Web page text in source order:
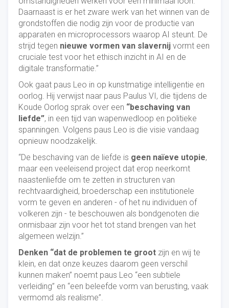
Daarnaast is er het zware werk van het winnen van de
grondstoffen die nodig zijn voor de productie van
apparaten en microprocessors waarop AI steunt. De
strijd tegen nieuwe vormen van slavernij vormt een
cruciale test voor het ethisch inzicht in AI en de
digitale transformatie.”
Ook gaat paus Leo in op kunstmatige intelligentie en
oorlog. Hij verwijst naar paus Paulus VI, die tijdens de
Koude Oorlog sprak over een “beschaving van
liefde”, in een tijd van wapenwedloop en politieke
spanningen. Volgens paus Leo is die visie vandaag
opnieuw noodzakelijk.
“De beschaving van de liefde is geen naïeve utopie,
maar een veeleisend project dat erop neerkomt
naastenliefde om te zetten in structuren van
rechtvaardigheid, broederschap een institutionele
vorm te geven en anderen - of het nu individuen of
volkeren zijn - te beschouwen als bondgenoten die
onmisbaar zijn voor het tot stand brengen van het
algemeen welzijn.”
Denken “dat de problemen te groot zijn en wij te
klein, en dat onze keuzes daarom geen verschil
kunnen maken” noemt paus Leo “een subtiele
verleiding” en “een beleefde vorm van berusting, vaak
vermomd als realisme”.